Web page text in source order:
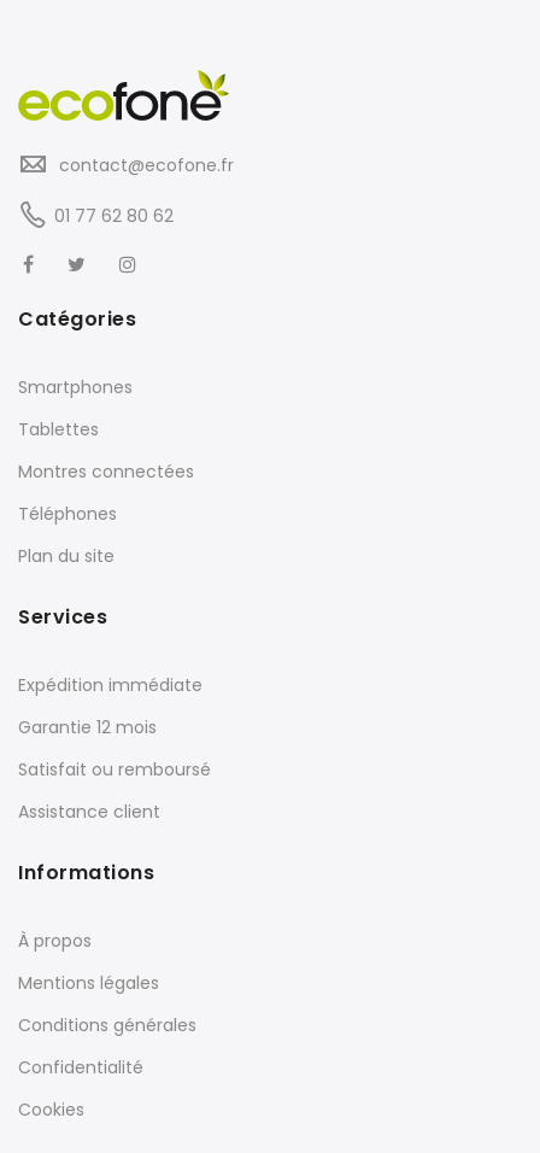
contact@ecofone.fr
01 77 62 80 62
Catégories
Smartphones
Tablettes
Montres connectées
Téléphones
Plan du site
Services
Expédition immédiate
Garantie 12 mois
Satisfait ou remboursé
Assistance client
Informations
À propos
Mentions légales
Conditions générales
Confidentialité
Cookies